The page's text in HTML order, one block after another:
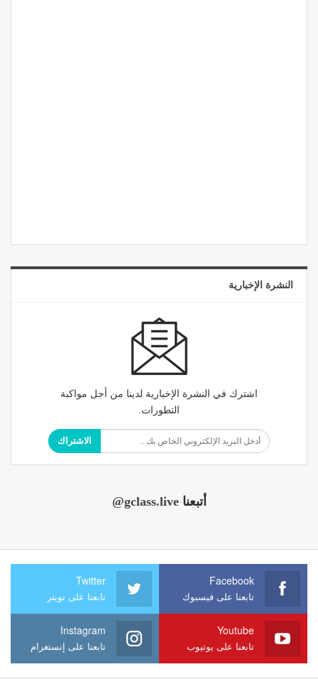
النشرة الإخبارية
اشترك في النشرة الإخبارية لدينا من أجل مواكبة
التطورات.
الاشتراك
أتبعنا@gclass.live
Facebook
تابعنا على فيسبوك
Twitter
تابعنا على تويتر
Youtube
تابعنا على يوتيوب
Instagram
تابعنا على إنستغرام